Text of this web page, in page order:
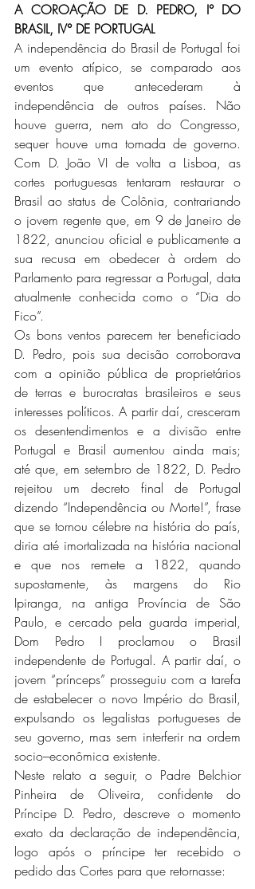
A COROAÇÃO DE D. PEDRO, I° DO
BRASIL, IV° DE PORTUGAL
A independência do Brasil de Portugal foi
um evento atípico, se comparado aos
eventos que antecederam à
independência de outros países. Não
houve guerra, nem ato do Congresso,
sequer houve uma tomada de governo.
Com D. João VI de volta a Lisboa, as
cortes portuguesas tentaram restaurar o
Brasil ao status de Colônia, contrariando
o jovem regente que, em 9 de Janeiro de
1822, anunciou oficial e publicamente a
sua recusa em obedecer à ordem do
Parlamento para regressar a Portugal, data
atualmente conhecida como o “Dia do
Fico”.
Os bons ventos parecem ter beneficiado
D. Pedro, pois sua decisão corroborava
com a opinião pública de proprietários
de terras e burocratas brasileiros e seus
interesses políticos. A partir daí, cresceram
os desentendimentos e a divisão entre
Portugal e Brasil aumentou ainda mais;
até que, em setembro de 1822, D. Pedro
rejeitou um decreto final de Portugal
dizendo “Independência ou Morte!”, frase
que se tornou célebre na história do país,
diria até imortalizada na história nacional
e que nos remete a 1822, quando
supostamente, às margens do Rio
Ipiranga, na antiga Província de São
Paulo, e cercado pela guarda imperial,
Dom Pedro I proclamou o Brasil
independente de Portugal. A partir daí, o
jovem “prínceps” prosseguiu com a tarefa
de estabelecer o novo Império do Brasil,
expulsando os legalistas portugueses de
seu governo, mas sem interferir na ordem
socio–econômica existente.
Neste relato a seguir, o Padre Belchior
Pinheira de Oliveira, confidente do
Príncipe D. Pedro, descreve o momento
exato da declaração de independência,
logo após o príncipe ter recebido o
pedido das Cortes para que retornasse: